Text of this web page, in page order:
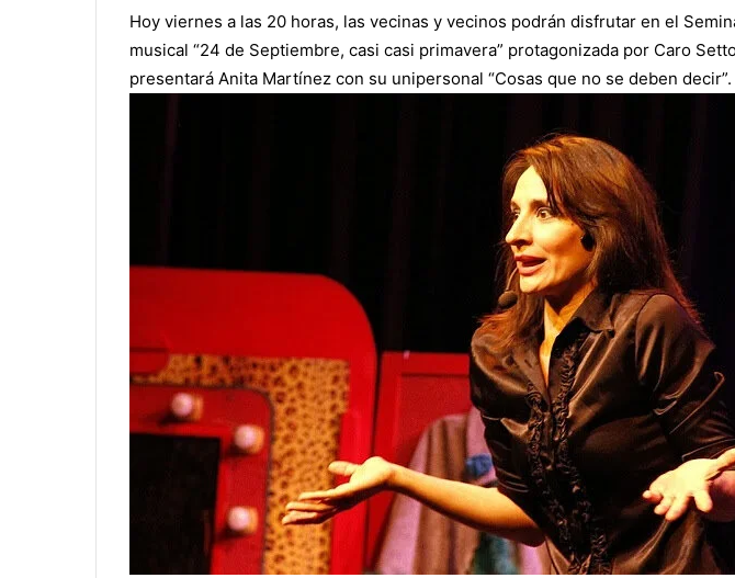
Hoy viernes a las 20 horas, las vecinas y vecinos podrán disfrutar en el
musical “24 de Septiembre, casi casi primavera” protagonizada por Caro
presentará Anita Martínez con su unipersonal “Cosas que no se deben decir”.